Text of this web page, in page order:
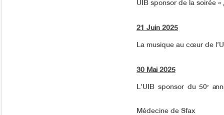
21 Juin 2025
La musique au cœur de
30 Mai 2025
L’UIB sponsor du 50ᵉ
Médecine de Sfax